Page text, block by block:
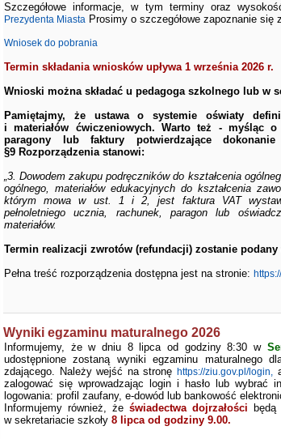
Szczegółowe informacje, w tym terminy oraz
Prezydenta Miasta Prosimy o szczegółowe zapoznanie się
Wniosek do pobrania
Termin składania wniosków upływa 1 września 2026 r.
Wnioski można składać u pedagoga szkolnego lub w
Pamiętajmy, że ustawa o systemie oświaty
i materiałów ćwiczeniowych. Warto też - myśląc
paragony lub faktury potwierdzające
§9 Rozporządzenia stanowi:
„3. Dowodem zakupu podręczników do kształcenia
ogólnego, materiałów edukacyjnych do kształcenia
którym mowa w ust. 1 i 2, jest faktura VAT
pełnoletniego ucznia, rachunek, paragon lub
materiałów.
Termin realizacji zwrotów (refundacji) zostanie
Pełna treść rozporządzenia dostępna jest na stronie:
Wyniki egzaminu maturalnego 2026
Informujemy, że w dniu 8 lipca od godziny 8:30 w
udostępnione zostaną wyniki egzaminu maturalnego
zdającego. Należy wejść na stronęhttps://ziu.gov.pl/login,
zalogować się wprowadzając login i hasło lub wybrać
logowania: profil zaufany, e-dowód lub bankowość
Informujemy również, żeświadectwa dojrzałości będą
w sekretariacie szkoły 8 lipca od godziny 9.00.